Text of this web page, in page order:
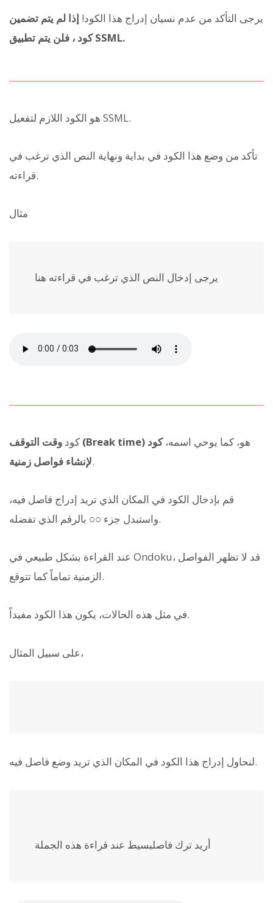
يرجى التأكد من عدم نسيان إدراج هذا الكود! إذا لم يتم تضمين
كود، فلن يتم تطبيق SSML.
هو الكود اللازم لتفعيل SSML.
تأكد من وضع هذا الكود في بداية ونهاية النص الذي ترغب في
قراءته.
مثال
يرجى إدخال النص الذي ترغب في قراءته هنا
كود وقت التوقف (Break time) هو، كما يوحي اسمه،كود
لإنشاء فواصل زمنية.
قم بإدخال الكود في المكان الذي تريد إدراج فاصل فيه،
واستبدل جزء ○○ بالرقم الذي تفضله.
عند القراءة بشكل طبيعي في Ondoku، قد لا تظهر الفواصل
الزمنية تماماً كما تتوقع.
في مثل هذه الحالات، يكون هذا الكود مفيداً.
على سبيل المثال،
لنحاول إدراج هذا الكود في المكان الذي تريد وضع فاصل فيه.
أريد ترك فاصلبسيط عند قراءة هذه الجملة